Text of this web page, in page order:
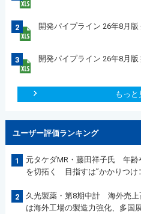
2 開発パイプライン 26年8月版
3 開発パイプライン 26年8月版
もっと
ユーザー評価ランキング
1
元タケダMR・藤田祥子氏 年齢
を切拓く 目指すは”かかりつけ
2
久光製薬・第8期中計 海外売
は海外工場の製造力強化、多国